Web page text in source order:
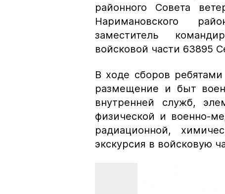
районного Совета
Наримановского
заместитель
войсковой части 63895
В ходе сборов ребятами
размещение и быт
внутренней служб,
физической и военно-
радиационной,
экскурсия в войсковую